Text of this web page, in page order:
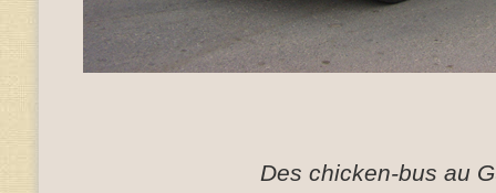
Des chicken-bus au